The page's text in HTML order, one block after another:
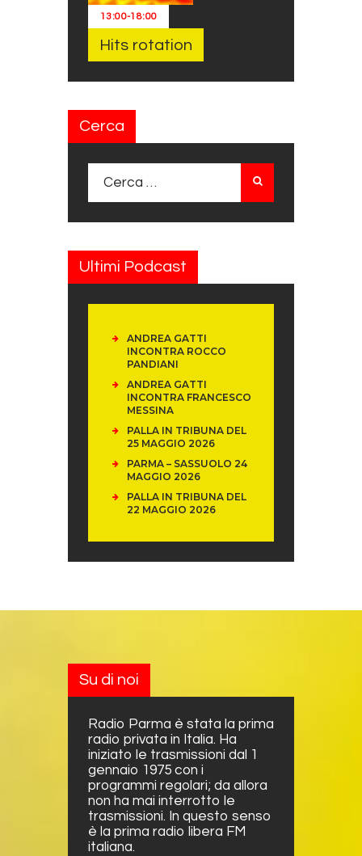
13:00-18:00
Hits rotation
Cerca
Ultimi Podcast
ANDREA GATTI
INCONTRA ROCCO
PANDIANI
ANDREA GATTI
INCONTRA FRANCESCO
MESSINA
PALLA IN TRIBUNA DEL
25 MAGGIO 2026
PARMA – SASSUOLO 24
MAGGIO 2026
PALLA IN TRIBUNA DEL
22 MAGGIO 2026
Su di noi
Radio Parma è stata la prima
radio privata in Italia. Ha
iniziato le trasmissioni dal 1
gennaio 1975 con i
programmi regolari; da allora
non ha mai interrotto le
trasmissioni. In questo senso
è la prima radio libera FM
italiana.